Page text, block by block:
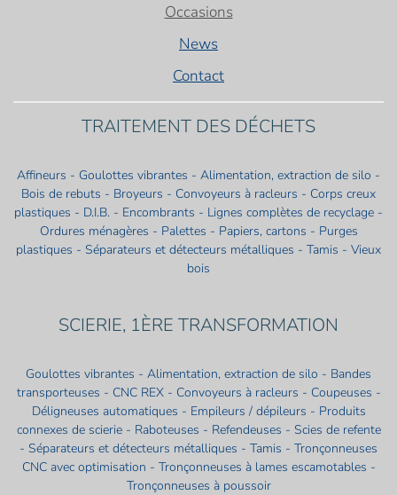
Occasions
News
Contact
TRAITEMENT DES DÉCHETS
Affineurs - Goulottes vibrantes - Alimentation, extraction de silo -
Bois de rebuts - Broyeurs - Convoyeurs à racleurs - Corps creux
plastiques - D.I.B. - Encombrants - Lignes complètes de recyclage -
Ordures ménagères - Palettes - Papiers, cartons - Purges
plastiques - Séparateurs et détecteurs métalliques - Tamis - Vieux
bois
SCIERIE, 1ÈRE TRANSFORMATION
Goulottes vibrantes - Alimentation, extraction de silo - Bandes
transporteuses - CNC REX - Convoyeurs à racleurs - Coupeuses -
Déligneuses automatiques - Empileurs / dépileurs - Produits
connexes de scierie - Raboteuses - Refendeuses - Scies de refente
- Séparateurs et détecteurs métalliques - Tamis - Tronçonneuses
CNC avec optimisation - Tronçonneuses à lames escamotables -
Tronçonneuses à poussoir